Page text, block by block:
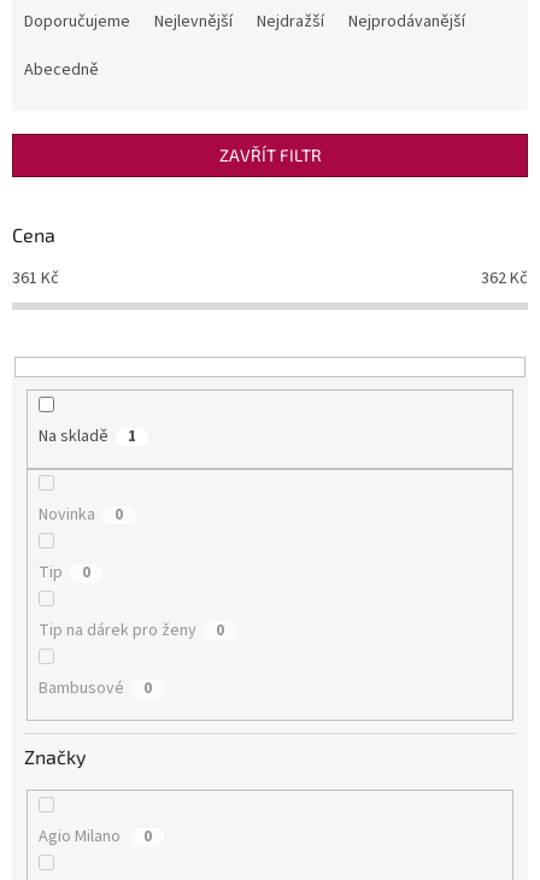
r
d
k
t
Doporučujeme Nejlevnější Nejdražší
Nejprodávanější
Abecedně
ZAVŘÍT FILTR
Cena
361 Kč 362Kč
Na skladě 1
Novinka 0
Tip 0
Tip na dárek pro ženy 0
Bambusové 0
Značky
Agio Milano 0